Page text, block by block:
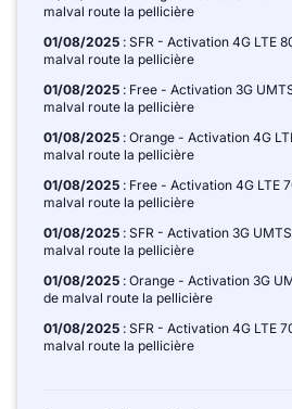
malval route la pellicière
01/08/2025 : SFR - Activation 4G LTE
malval route la pellicière
01/08/2025 : Free - Activation 3G
malval route la pellicière
01/08/2025 : Orange - Activation 4G
malval route la pellicière
01/08/2025 : Free - Activation 4G LTE
malval route la pellicière
01/08/2025 : SFR - Activation 3G
malval route la pellicière
01/08/2025 : Orange - Activation 3G
de malval route la pellicière
01/08/2025 : SFR - Activation 4G LTE
malval route la pellicière